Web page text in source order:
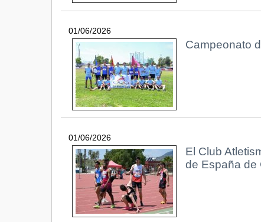
01/06/2026
Campeonato
01/06/2026
El Club
de España de